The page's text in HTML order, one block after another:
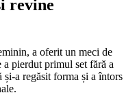
revine
a oferit un meci de
a pierdut primul set fără a
a regăsit forma și a întors